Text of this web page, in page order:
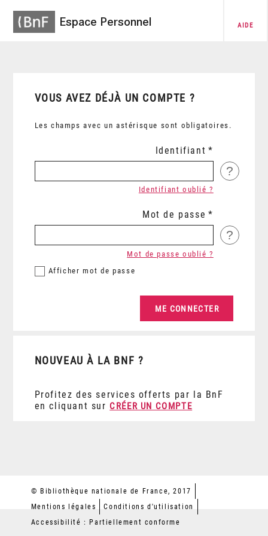
Espace Personnel AIDE
VOUS AVEZ DÉJÀ UN COMPTE ?
Les champs avec un astérisque sont obligatoires.
Identifiant
?
Identifiant oublié ?
Mot de passe
?
Afficher mot de passe
Mot de passe oublié ?
NOUVEAU À LA BNF ?
Profitez des services offerts par la BnF
en cliquant sur CRÉER UN COMPTE
© Bibliothèque nationale de France, 2017
Mentions légales
Conditions d'utilisation
Accessibilité : Partiellement conforme